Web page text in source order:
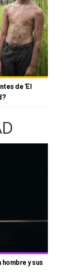
de ‘El
y sus